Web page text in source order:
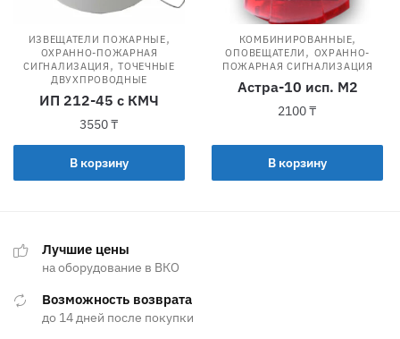
ИЗВЕЩАТЕЛИ ПОЖАРНЫЕ,
ОХРАННО-ПОЖАРНАЯ
СИГНАЛИЗАЦИЯ ,ТОЧЕЧНЫЕ
ДВУХПРОВОДНЫЕ
ИП 212-45 с КМЧ
3550₸
В корзину
КОМБИНИРОВАННЫЕ,
ОПОВЕЩАТЕЛИ , ОХРАННО-
ПОЖАРНАЯ СИГНАЛИЗАЦИЯ
Астра-10 исп. М2
2100₸
В корзину
Лучшие цены
на оборудование в ВКО
Возможность возврата
до 14 дней после покупки